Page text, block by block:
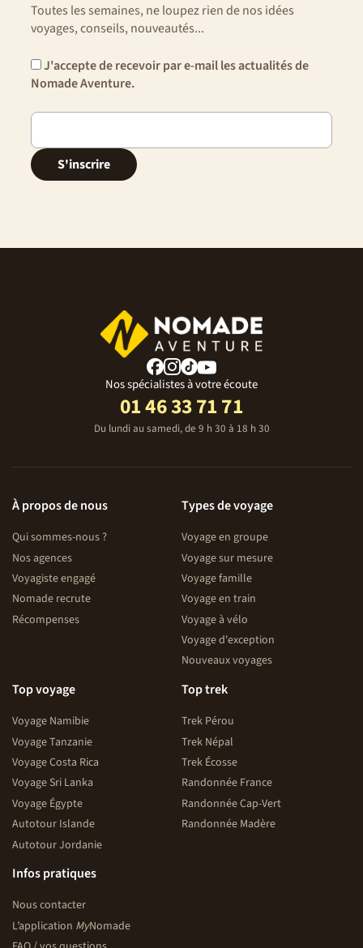
Toutes les semaines, ne loupez rien de nos idées
voyages, conseils, nouveautés...
J'accepte de recevoir par e-mail les actualités de
Nomade Aventure.
S'inscrire
Nos spécialistes à votre écoute
01 46 33 71 71
Du lundi au samedi, de 9 h 30 à 18 h 30
À propos de nous
Qui sommes-nous ?
Nos agences
Voyagiste engagé
Nomade recrute
Récompenses
Types de voyage
Voyage en groupe
Voyage sur mesure
Voyage famille
Voyage en train
Voyage à vélo
Voyage d'exception
Nouveaux voyages
Top voyage
Voyage Namibie
Voyage Tanzanie
Voyage Costa Rica
Voyage Sri Lanka
Voyage Égypte
Autotour Islande
Autotour Jordanie
Top trek
Trek Pérou
Trek Népal
Trek Écosse
Randonnée France
Randonnée Cap-Vert
Randonnée Madère
Infos pratiques
Nous contacter
L’application MyNomade